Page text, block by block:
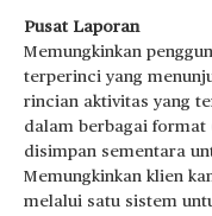
Pusat Laporan
Memungkinkan
terperinci yang
rincian aktivitas yang
dalam berbagai format
disimpan sementara
Memungkinkan klien
melalui satu sistem